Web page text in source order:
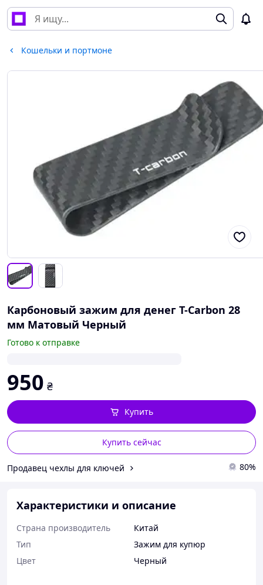
Кошельки и портмоне
Карбоновый зажим для денег T-Carbon 28
мм Матовый Черный
Готово к отправке
950 ₴
Купить сейчас
Купить
Продавец чехлы для ключей 80%
Характеристики и описание
Страна производитель
Китай
Тип
Зажим для купюр
Цвет
Черный